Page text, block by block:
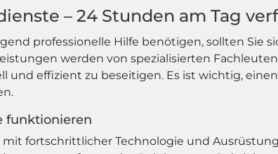
– 24 Stunden am Tag
professionelle Hilfe benötigen, sollten Sie
werden von spezialisierten
effizient zu beseitigen. Es ist wichtig,
funktionieren
fortschrittlicher Technologie und